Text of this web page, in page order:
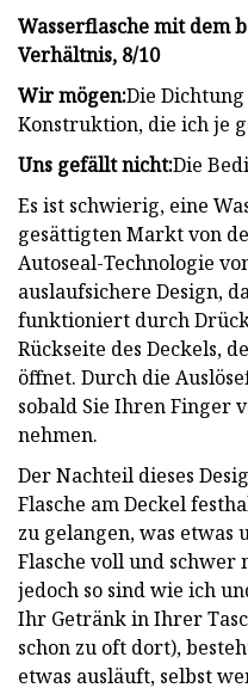
Wasserflasche mit dem
Verhältnis, 8/10
Wir mögen:Die
Konstruktion, die ich je
Uns gefällt nicht:Die
Es ist schwierig, eine
gesättigten Markt von
Autoseal-Technologie
auslaufsichere Design,
funktioniert durch
Rückseite des Deckels,
öffnet. Durch die
sobald Sie Ihren Finger
nehmen.
Der Nachteil dieses
Flasche am Deckel
zu gelangen, was etwas
Flasche voll und schwer
jedoch so sind wie ich
Ihr Getränk in Ihrer
schon zu oft dort),
etwas ausläuft, selbst